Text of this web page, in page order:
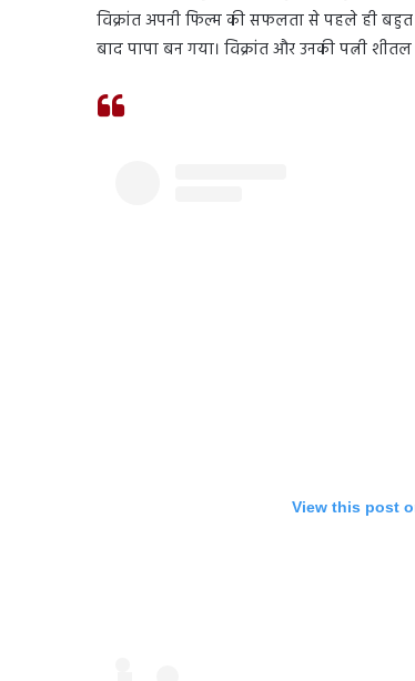
विक्रांत अपनी फिल्म की सफलता से पहले ही
बाद पापा बन गया। विक्रांत और उनकी पत्नी
View this post